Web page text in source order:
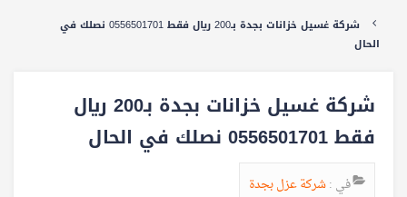
شركة غسيل خزانات بجدة بـ200 ريال فقط 0556501701 نصلك في
الحال
شركة غسيل خزانات بجدة بـ200 ريال
فقط 0556501701 نصلك في الحال
في :شركة عزل بجدة